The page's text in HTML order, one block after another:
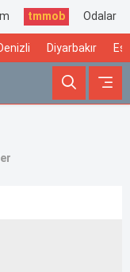
tmmob Odalar
Diyarbakır